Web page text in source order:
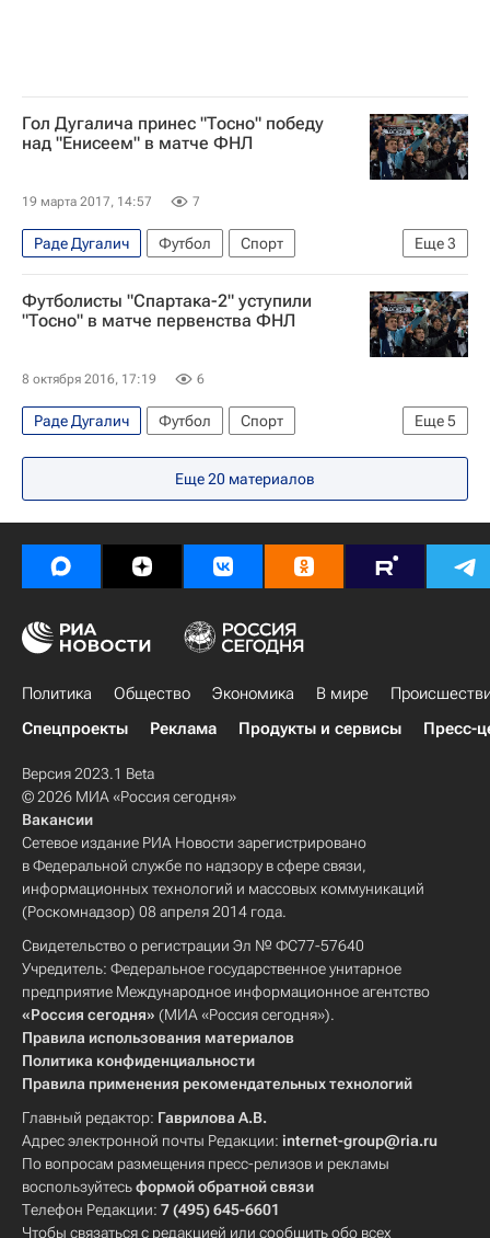
Гол Дугалича принес "Тосно" победу
над "Енисеем" в матче ФНЛ
19 марта 2017, 14:57 7
Еще3
Раде Дугалич Футбол
Спорт
Первая лига
Тосно Енисей
Футболисты "Спартака-2" уступили
"Тосно" в матче первенства ФНЛ
8 октября 2016, 17:19 6
Еще5
Раде Дугалич Футбол
Спорт
Первая лига
Тосно
Спартак-2
Вагиз Галиулин
Еще20 материалов
Политика Общество Экономика В мире
Спецпроекты
Реклама Продукты и сервисы Пресс-
Версия 2023.1 Beta
© 2026 МИА «Россия сегодня»
Вакансии
Сетевое издание РИА Новости зарегистрировано
в Федеральной службе по надзору в сфере связи,
информационных технологий и массовых коммуникаций
(Роскомнадзор) 08 апреля 2014 года.
Свидетельство о регистрации Эл № ФС77-57640
Учредитель: Федеральное государственное унитарное
предприятие Международное информационное агентство
«Россия сегодня» (МИА «Россия сегодня»).
Правила использования материалов
Политика конфиденциальности
Правила применения рекомендательных технологий
Главный редактор: Гаврилова А.В.
Адрес электронной почты Редакции: internet-group@ria.ru
По вопросам размещения пресс-релизов и рекламы
воспользуйтесьформой обратной связи
Телефон Редакции: 7 (495) 645-6601
Чтобы связаться с редакцией или сообщить обо всех